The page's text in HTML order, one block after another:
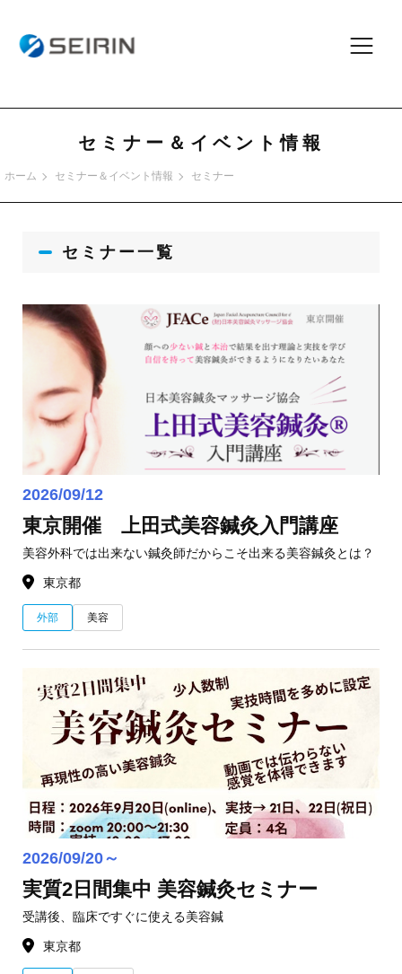
セミナー＆イベント情報
ホーム セミナー＆イベント情報 セミナー
セミナー一覧
2026/09/12
東京開催 上田式美容鍼灸入門講座
美容外科では出来ない鍼灸師だからこそ出来る美容鍼灸とは？
東京都
外部 美容
2026/09/20～
実質2日間集中 美容鍼灸セミナー
受講後、臨床ですぐに使える美容鍼
東京都